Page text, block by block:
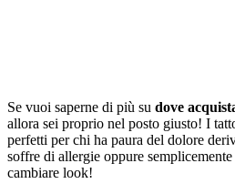
Se vuoi saperne di più su dove
allora sei proprio nel posto giusto! I
perfetti per chi ha paura del dolore
soffre di allergie oppure
cambiare look!